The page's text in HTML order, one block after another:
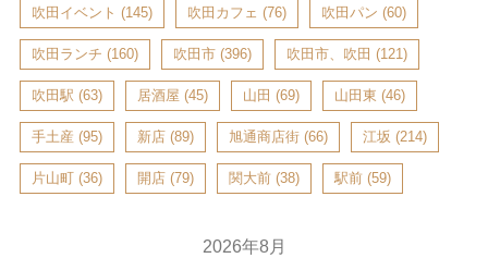
吹田イベント (145) 吹田カフェ (76) 吹田パン (60)
吹田ランチ (160) 吹田市 (396) 吹田市、吹田 (121)
吹田駅 (63) 居酒屋 (45) 山田 (69) 山田東 (46)
手土産 (95) 新店 (89) 旭通商店街 (66) 江坂 (214)
片山町 (36) 開店 (79) 関大前 (38) 駅前 (59)
2026年8月